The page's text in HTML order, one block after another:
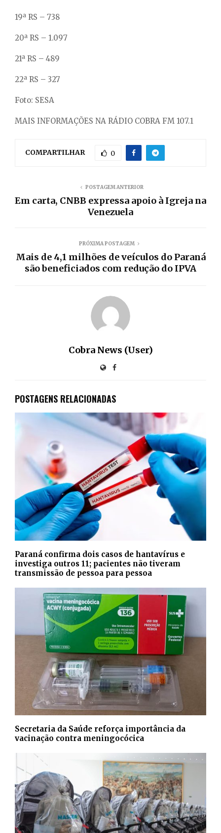
19ª RS – 738
20ª RS – 1.097
21ª RS – 489
22ª RS – 327
Foto: SESA
MAIS INFORMAÇÕES NA RÁDIO COBRA FM 107.1
COMPARTILHAR 0
POSTAGEM ANTERIOR
Em carta, CNBB expressa apoio à Igreja na
Venezuela
PRÓXIMA POSTAGEM
Mais de 4,1 milhões de veículos do Paraná
são beneficiados com redução do IPVA
Cobra News (User)
POSTAGENS RELACIONADAS
Paraná confirma dois casos de hantavírus e
investiga outros 11; pacientes não tiveram
transmissão de pessoa para pessoa
Secretaria da Saúde reforça importância da
vacinação contra meningocócica